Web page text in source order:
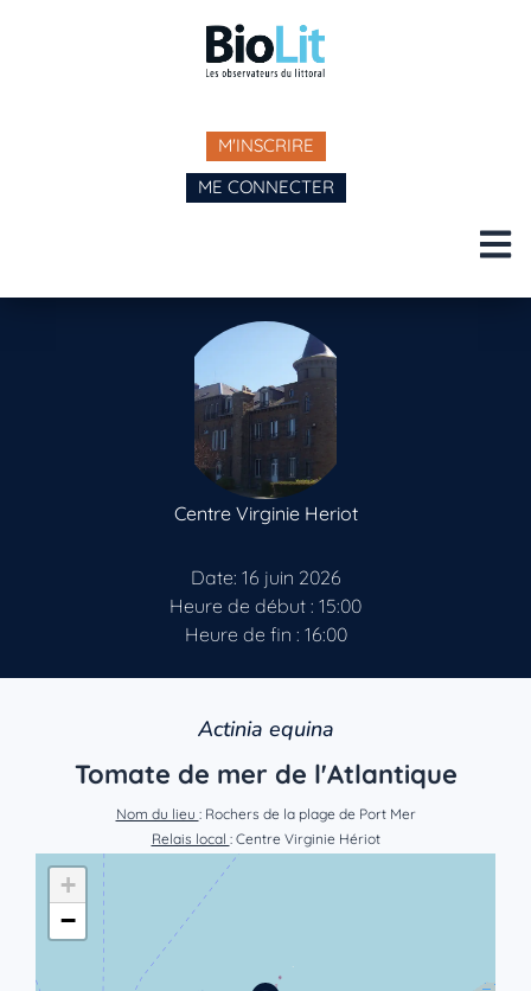
M'INSCRIRE
ME CONNECTER
Centre Virginie Heriot
Date: 16 juin 2026
Heure de début : 15:00
Heure de fin : 16:00
Actinia equina
Tomate de mer de l'Atlantique
Nom du lieu : Rochers de la plage de Port Mer
Relais local : Centre Virginie Hériot
+
−